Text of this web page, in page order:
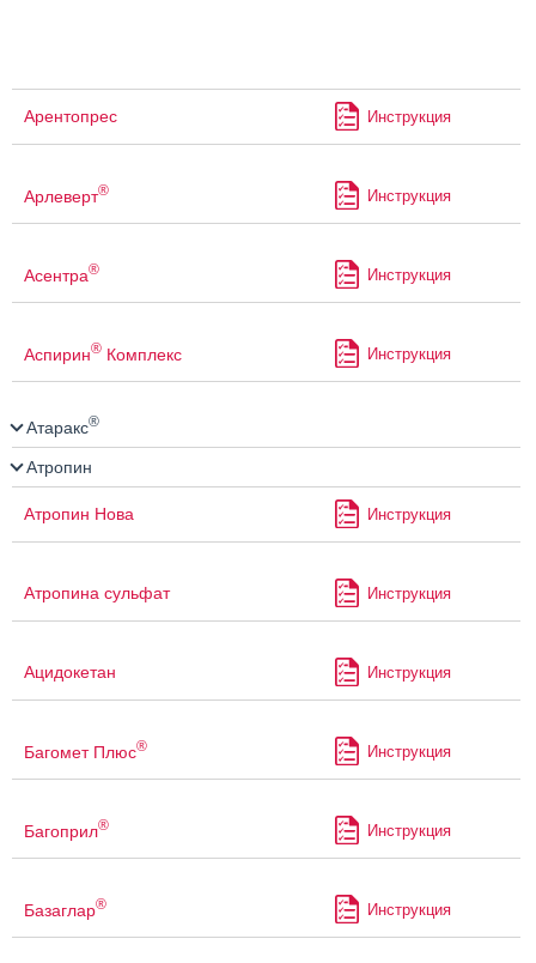
Арентопрес Инструкция
Арлеверт® Инструкция
Асентра® Инструкция
Аспирин® Комплекс Инструкция
Атаракс®
Атропин
Атропин Нова Инструкция
Атропина сульфат Инструкция
Ацидокетан Инструкция
Багомет Плюс® Инструкция
Багоприл® Инструкция
Базаглар® Инструкция